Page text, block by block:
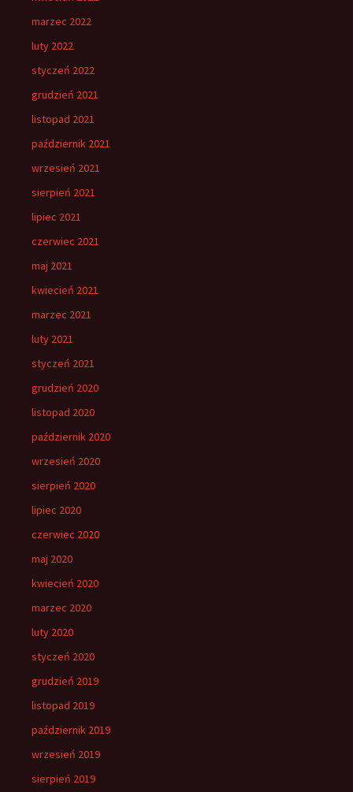
marzec 2022
luty 2022
styczeń 2022
grudzień 2021
listopad 2021
październik 2021
wrzesień 2021
sierpień 2021
lipiec 2021
czerwiec 2021
maj 2021
kwiecień 2021
marzec 2021
luty 2021
styczeń 2021
grudzień 2020
listopad 2020
październik 2020
wrzesień 2020
sierpień 2020
lipiec 2020
czerwiec 2020
maj 2020
kwiecień 2020
marzec 2020
luty 2020
styczeń 2020
grudzień 2019
listopad 2019
październik 2019
wrzesień 2019
sierpień 2019